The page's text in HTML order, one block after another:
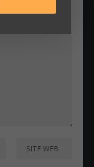
indiqués